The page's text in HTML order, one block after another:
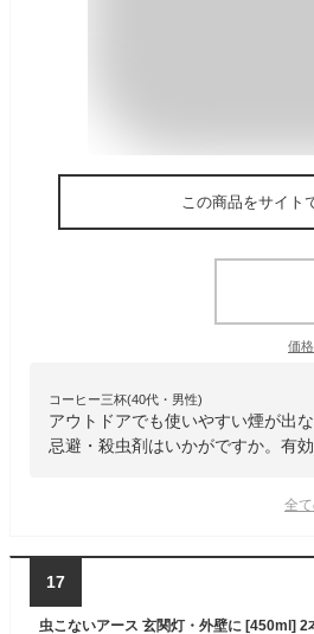
この商品をサイト
価
コーヒー三杯(40代・男性)
アウトドアでも使いやすい煙が出
忌避・殺虫剤はいかがですか。有効
全
17